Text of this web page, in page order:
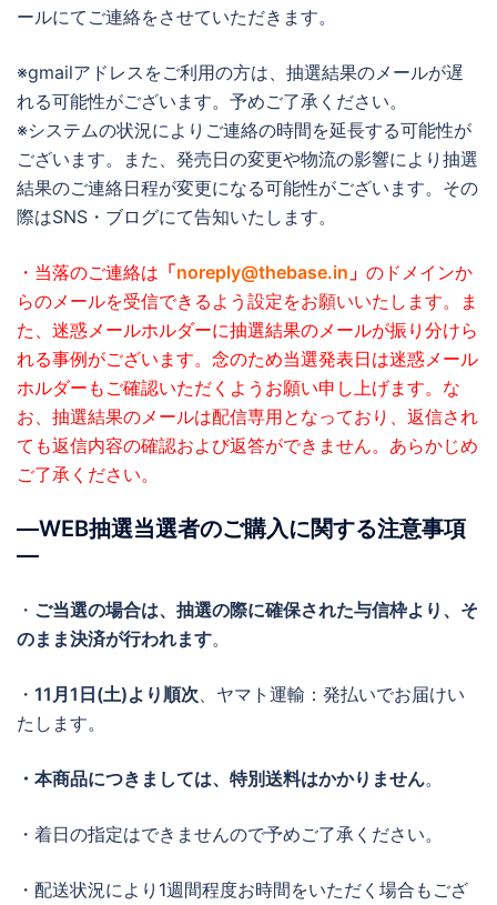
ールにてご連絡をさせていただきます。
※gmailアドレスをご利用の方は、抽選結果のメールが遅
れる可能性がございます。予めご了承ください。
※システムの状況によりご連絡の時間を延長する可能性が
ございます。また、発売日の変更や物流の影響により抽選
結果のご連絡日程が変更になる可能性がございます。その
際はSNS・ブログにて告知いたします。
・当落のご連絡は 「noreply@thebase.in 」 のドメインか
らのメールを受信できるよう設定をお願いいたします。
ま
た、迷惑メールホルダーに抽選結果のメールが振り分けら
れる事例がございます。念のため当選発表日は迷惑メール
ホルダーもご確認いただくようお願い申し上げます。 な
お、抽選結果のメールは配信専用となっており、返信され
ても返信内容の確認および返答ができません。あらかじめ
ご了承ください。
―WEB抽選当選者のご購入に関する注意事項
―
・ ご当選の場合は、抽選の際に確保された与信枠より、そ
のまま決済が行われます。
・ 11月1日(土)より順次 、ヤマト運輸：発払いでお届けい
たします。
・本商品につきましては、特別送料はかかりません。
・着日の指定はできませんので予めご了承ください。
・配送状況により1週間程度お時間をいただく場合もござ